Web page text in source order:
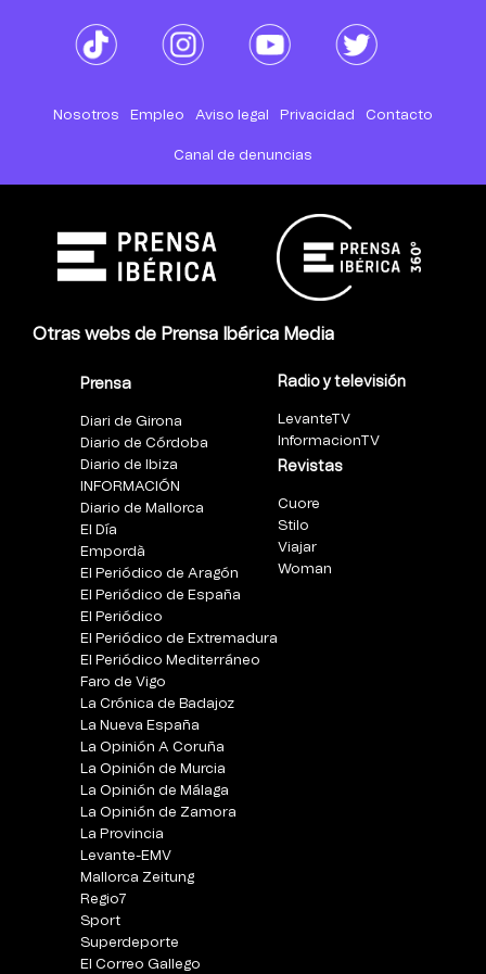
Nosotros Empleo Aviso legal Privacidad Contacto
Canal de denuncias
Otras webs de Prensa Ibérica Media
Prensa
Diari de Girona
Diario de Córdoba
Diario de Ibiza
INFORMACIÓN
Diario de Mallorca
El Día
Empordà
El Periódico de Aragón
El Periódico de España
El Periódico
El Periódico de Extremadura
El Periódico Mediterráneo
Faro de Vigo
La Crónica de Badajoz
La Nueva España
La Opinión A Coruña
La Opinión de Murcia
La Opinión de Málaga
La Opinión de Zamora
La Provincia
Levante-EMV
Mallorca Zeitung
Regio7
Sport
Superdeporte
El Correo Gallego
Radio y televisión
LevanteTV
InformacionTV
Revistas
Cuore
Stilo
Viajar
Woman